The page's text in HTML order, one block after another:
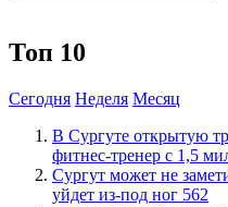
Топ 10
Сегодня Неделя Месяц
В Сургуте открытую
фитнес-тренер с 1,5
Сургут может не
уйдет из-под ног 562